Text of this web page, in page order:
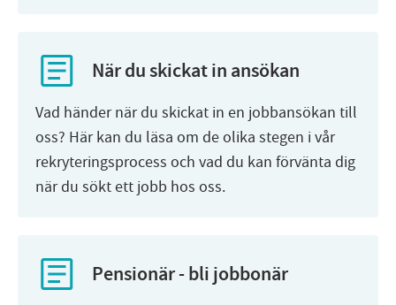
När du skickat in ansökan
Vad händer när du skickat in en jobbansökan till
oss? Här kan du läsa om de olika stegen i vår
rekryteringsprocess och vad du kan förvänta dig
när du sökt ett jobb hos oss.
Pensionär - bli jobbonär